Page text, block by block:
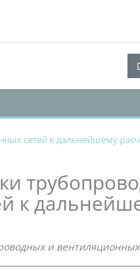
сетей к дальнейшему
к
и